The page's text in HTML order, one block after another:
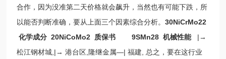
合作，因为没准第二天价格就会飙升，当然也有可能下跌，所
以能否判断准确，要从上面三个因素综合分析。30NiCrMo22
化学成分 20NiCoMo2 质保书 9SMn28 机械性能 |→
松江钢材城,|→ 港台区,隆继金属—| 福建, 总之，要在这行业